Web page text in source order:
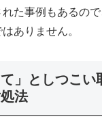
た事例もあるの
ありません。
て」としつこ
法